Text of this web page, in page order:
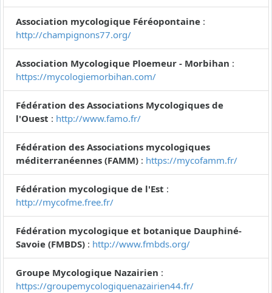
Association mycologique Féréopontaine :
http://champignons77.org/
Association Mycologique Ploemeur - Morbihan :
https://mycologiemorbihan.com/
Fédération des Associations Mycologiques de
l'Ouest : http://www.famo.fr/
Fédération des Associations mycologiques
méditerranéennes (FAMM) : https://mycofamm.fr/
Fédération mycologique de l'Est :
http://mycofme.free.fr/
Fédération mycologique et botanique Dauphiné-
Savoie (FMBDS) : http://www.fmbds.org/
Groupe Mycologique Nazairien :
https://groupemycologiquenazairien44.fr/